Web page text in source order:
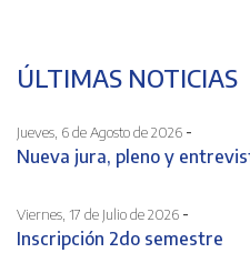
ÚLTIMAS NOTICIAS
Jueves, 6 de Agosto de 2026 -
Nueva jura, pleno y
Viernes, 17 de Julio de 2026 -
Inscripción 2do semestre